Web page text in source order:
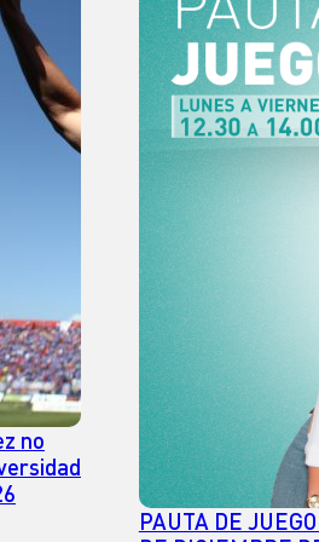
no
PAUTA DE